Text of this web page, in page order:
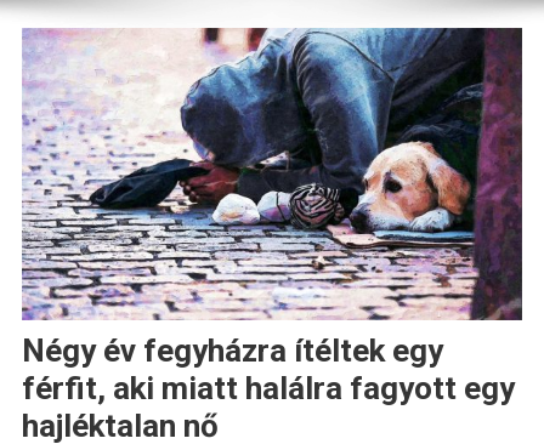
Négy év fegyházra ítéltek egy
férfit, aki miatt halálra fagyott egy
hajléktalan nő